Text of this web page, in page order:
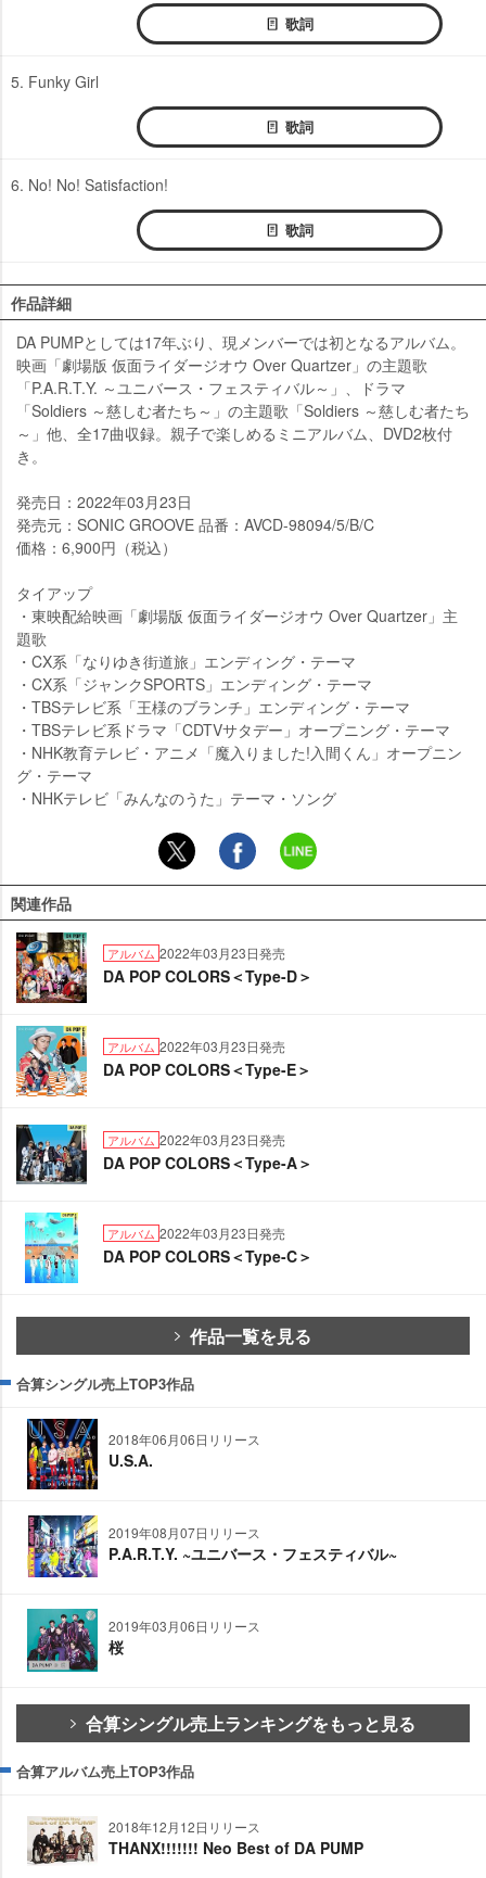
歌詞
5. Funky Girl
歌詞
6. No! No! Satisfaction!
歌詞
作品詳細
DA PUMPとしては17年ぶり、現メンバーでは初となるアルバム。
映画「劇場版 仮面ライダージオウ Over Quartzer」の主題歌
「P.A.R.T.Y. ～ユニバース・フェスティバル～」、ドラマ
「Soldiers ～慈しむ者たち～」の主題歌「Soldiers ～慈しむ者たち
～」他、全17曲収録。親子で楽しめるミニアルバム、DVD2枚付
き。
発売日：2022年03月23日
発売元：SONIC GROOVE 品番：AVCD-98094/5/B/C
価格：6,900円（税込）
タイアップ
・東映配給映画「劇場版 仮面ライダージオウ Over Quartzer」主
題歌
・CX系「なりゆき街道旅」エンディング・テーマ
・CX系「ジャンクSPORTS」エンディング・テーマ
・TBSテレビ系「王様のブランチ」エンディング・テーマ
・TBSテレビ系ドラマ「CDTVサタデー」オープニング・テーマ
・NHK教育テレビ・アニメ「魔入りました!入間くん」オープニン
グ・テーマ
・NHKテレビ「みんなのうた」テーマ・ソング
関連作品
アルバム 2022年03月23日発売
DA POP COLORS＜Type-D＞
アルバム 2022年03月23日発売
DA POP COLORS＜Type-E＞
アルバム 2022年03月23日発売
DA POP COLORS＜Type-A＞
アルバム 2022年03月23日発売
DA POP COLORS＜Type-C＞
作品一覧を見る
合算シングル売上TOP3作品
2018年06月06日リリース
U.S.A.
2019年08月07日リリース
P.A.R.T.Y. ~ユニバース・フェスティバル~
2019年03月06日リリース
桜
合算シングル売上ランキングをもっと見る
合算アルバム売上TOP3作品
2018年12月12日リリース
THANX!!!!!!! Neo Best of DA PUMP